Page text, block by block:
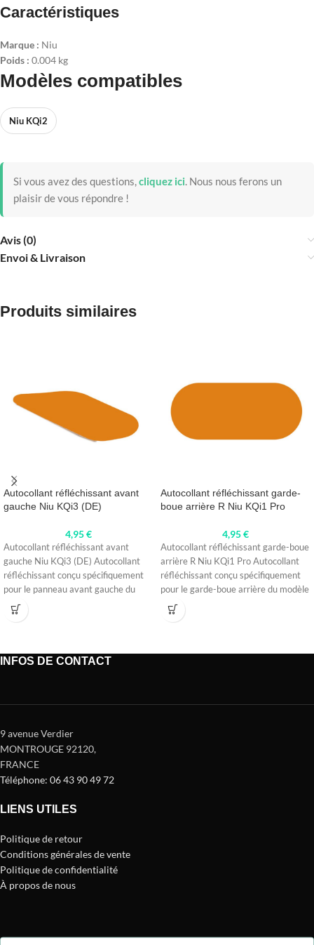
Caractéristiques
Marque : Niu
Poids : 0.004 kg
Modèles compatibles
Niu KQi2
Si vous avez des questions,cliquez ici. Nous nous ferons un
plaisir de vous répondre !
Avis (0)
Envoi & Livraison
Produits similaires
Autocollant réfléchissant avant
gauche Niu KQi3 (DE)
4,95€
Autocollant réfléchissant avant
gauche Niu KQi3 (DE) Autocollant
réfléchissant conçu spécifiquement
pour le panneau avant gauche du
modèle Niu KQi3.
Autocollant réfléchissant garde-
boue arrière R Niu KQi1 Pro
4,95€
Autocollant réfléchissant garde-boue
arrière R Niu KQi1 Pro Autocollant
réfléchissant conçu spécifiquement
pour le garde-boue arrière du modèle
R Niu
INFOS DE CONTACT
9 avenue Verdier
MONTROUGE 92120,
FRANCE
Téléphone: 06 43 90 49 72
LIENS UTILES
Politique de retour
Conditions générales de vente
Politique de confidentialité
À propos de nous